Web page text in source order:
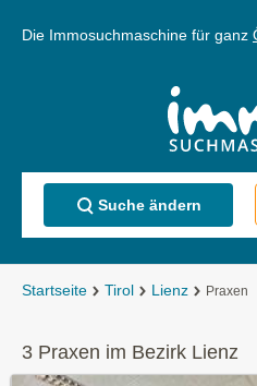
Die Immosuchmaschine für ganz
Suche ändern
Startseite Tirol Lienz
Praxen
3 Praxen im Bezirk Lienz